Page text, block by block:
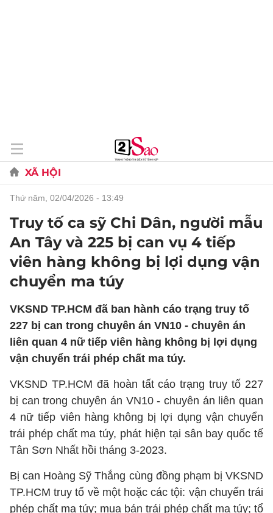
XÃ HỘI
thứ năm, 02/04/2026 - 13:49
Truy tố ca sỹ Chi Dân, người mẫu
An Tây và 225 bị can vụ 4 tiếp
viên hàng không bị lợi dụng vận
chuyển ma túy
VKSND TP.HCM đã ban hành cáo trạng truy tố
227 bị can trong chuyên án VN10 - chuyên án
liên quan 4 nữ tiếp viên hàng không bị lợi dụng
vận chuyển trái phép chất ma túy.
VKSND TP.HCM đã hoàn tất cáo trạng truy tố 227
bị can trong chuyên án VN10 - chuyên án liên quan
4 nữ tiếp viên hàng không bị lợi dụng vận chuyển
trái phép chất ma túy, phát hiện tại sân bay quốc tế
Tân Sơn Nhất hồi tháng 3-2023.
Bị can Hoàng Sỹ Thắng cùng đồng phạm bị VKSND
TP.HCM truy tố về một hoặc các tội: vận chuyển trái
phép chất ma túy; mua bán trái phép chất ma túy; tổ